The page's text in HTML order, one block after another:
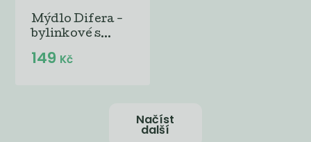
Mýdlo Difera -
bylinkové s...
149 Kč
Načíst
další